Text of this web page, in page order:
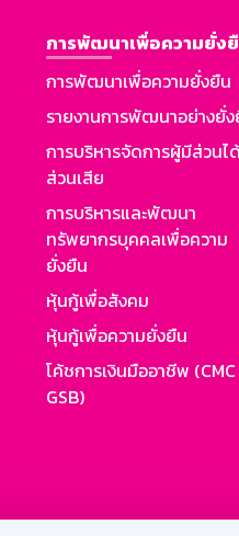
การพัฒนาเพื่อความยั่ง
การพัฒนาเพื่อความยั่งยืน
รายงานการพัฒนาอย่างยั่
การบริหารจัดการผู้มีส่วนไ
ส่วนเสีย
การบริหารและพัฒนา
ทรัพยากรบุคคลเพื่อความ
ยั่งยืน
หุ้นกู้เพื่อสังคม
หุ้นกู้เพื่อความยั่งยืน
โค้ชการเงินมืออาชีพ
GSB)